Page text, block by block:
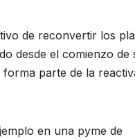
de reconvertir los
desde el comienzo de
parte de la
en una pyme de